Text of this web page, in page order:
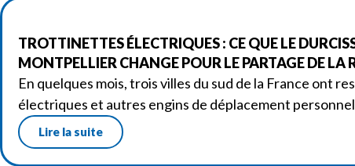
TROTTINETTES ÉLECTRIQUES : CE QUE LE
MONTPELLIER CHANGE POUR LE PARTAGE DE LA
En quelques mois, trois villes du sud de la France ont
électriques et autres engins de déplacement
Lire la suite